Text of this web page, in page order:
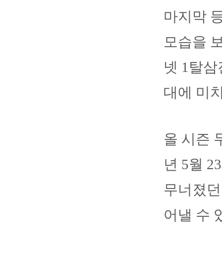
마지막
모습을
넷 1탈
대에 미
올 시즌
년 5월
무너졌
어낼 수